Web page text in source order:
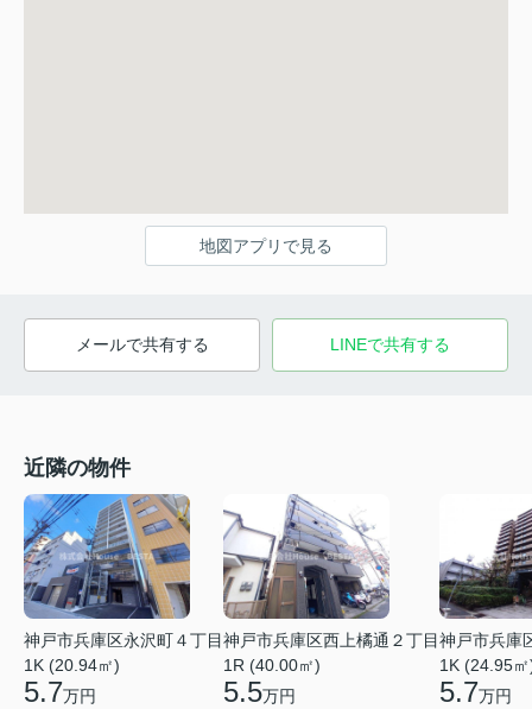
地図アプリで見る
メールで共有する LINEで共有する
近隣の物件
神戸市兵庫区永沢町４丁目
1K (20.94㎡)
5.7万円
神戸市兵庫区西上橘通２丁目
1R (40.00㎡)
5.5万円
神戸市兵庫
1K (24.95
5.7万円